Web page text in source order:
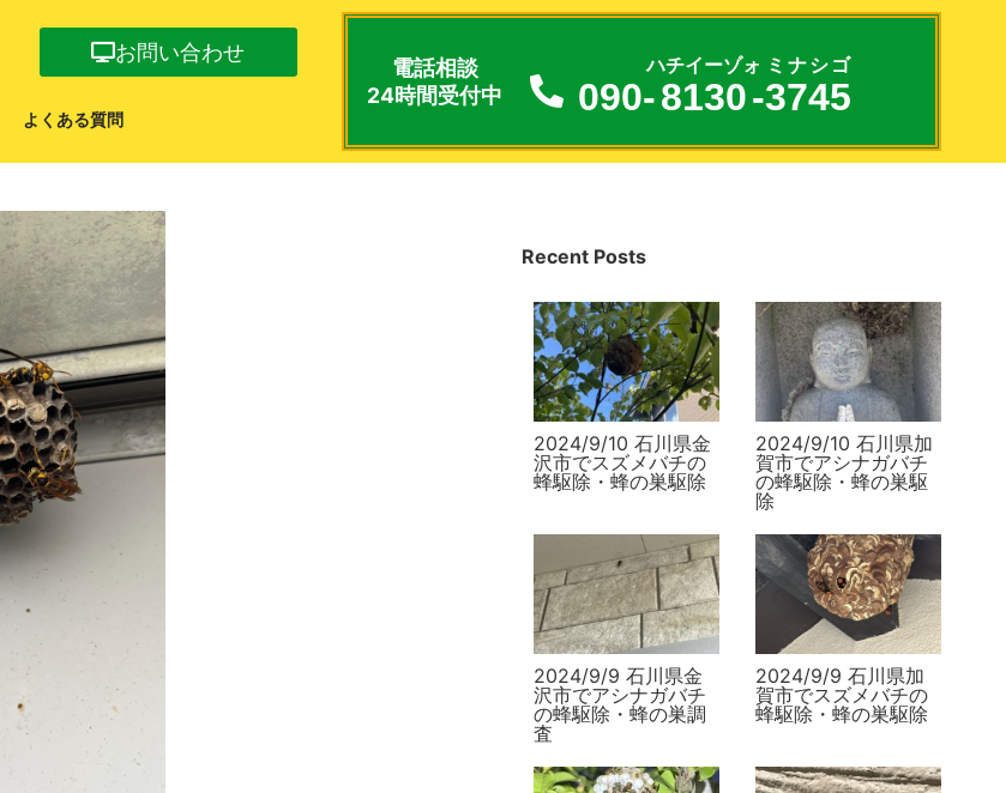
お問い合わせ
よくある質問
電話相談
24時間受付中
090-8130
ハチイーゾォ
-3745
ミナシゴ
Recent Posts
2024/9/10 石川県金
沢市でスズメバチの
蜂駆除・蜂の巣駆除
2024/9/10 石川県加
賀市でアシナガバチ
の蜂駆除・蜂の巣駆
除
2024/9/9 石川県金
沢市でアシナガバチ
の蜂駆除・蜂の巣調
査
2024/9/9 石川県加
賀市でスズメバチの
蜂駆除・蜂の巣駆除